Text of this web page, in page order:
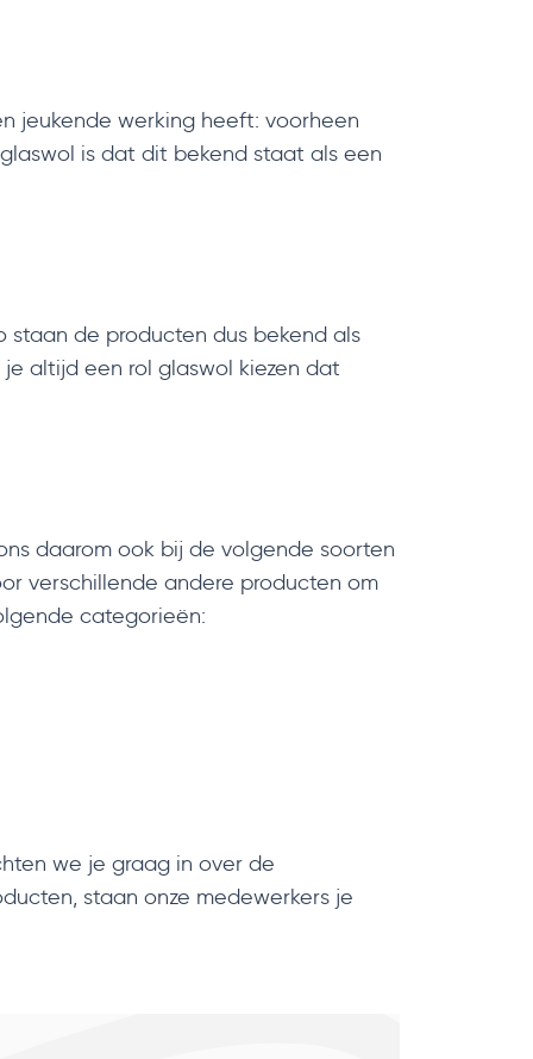
jeukende werking heeft: voorheen
is dat dit bekend staat als een
staan de producten dus bekend als
altijd een rol glaswol kiezen dat
daarom ook bij de volgende soorten
verschillende andere producten om
categorieën:
we je graag in over de
staan onze medewerkers je